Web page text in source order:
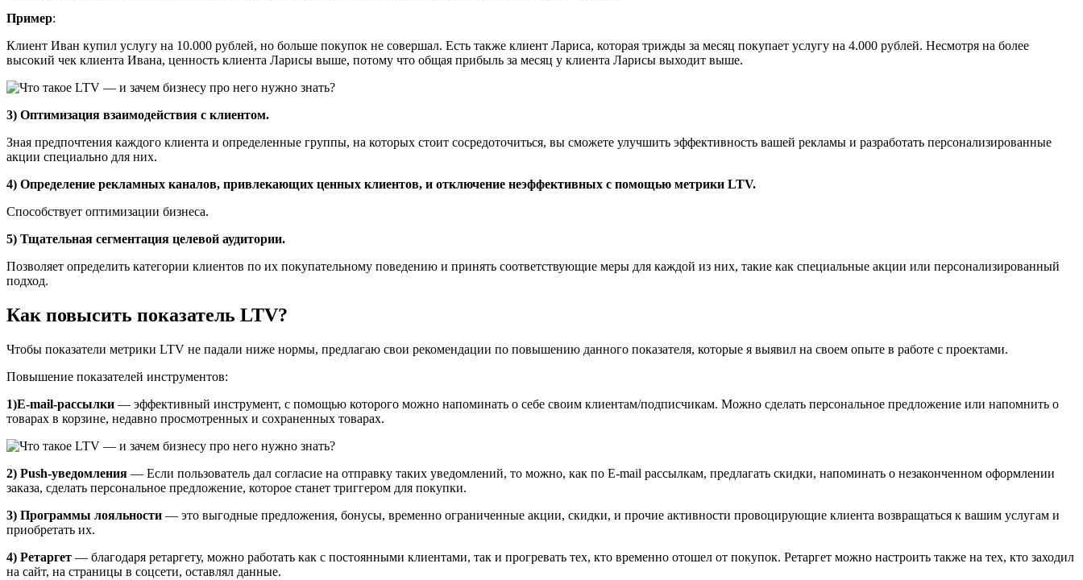
Пример:
Клиент Иван купил услугу на 10.000 рублей, но больше покупок не совершал. Есть также клиент Лариса, которая трижды за месяц покупает услугу на 4.000 рублей. Несмотря на более
высокий чек клиента Ивана, ценность клиента Ларисы выше, потому что общая прибыль за месяц у клиента Ларисы выходит выше.
3) Оптимизация взаимодействия с клиентом.
Зная предпочтения каждого клиента и определенные группы, на которых стоит сосредоточиться, вы сможете улучшить эффективность вашей рекламы и разработать персонализированные
акции специально для них.
4) Определение рекламных каналов, привлекающих ценных клиентов, и отключение неэффективных с помощью метрики LTV.
Способствует оптимизации бизнеса.
5) Тщательная сегментация целевой аудитории.
Позволяет определить категории клиентов по их покупательному поведению и принять соответствующие меры для каждой из них, такие как специальные акции или персонализированный
подход.
Как повысить показатель LTV?
Чтобы показатели метрики LTV не падали ниже нормы, предлагаю свои рекомендации по повышению данного показателя, которые я выявил на своем опыте в работе с проектами.
Повышение показателей инструментов:
1)E-mail-рассылки — эффективный инструмент, с помощью которого можно напоминать о себе своим клиентам/подписчикам. Можно сделать персональное предложение или напомнить о
товарах в корзине, недавно просмотренных и сохраненных товарах.
2) Push-уведомления — Если пользователь дал согласие на отправку таких уведомлений, то можно, как по E-mail рассылкам, предлагать скидки, напоминать о незаконченном оформлении
заказа, сделать персональное предложение, которое станет триггером для покупки.
3) Программы лояльности — это выгодные предложения, бонусы, временно ограниченные акции, скидки, и прочие активности провоцирующие клиента возвращаться к вашим услугам и
приобретать их.
4) Ретаргет — благодаря ретаргету, можно работать как с постоянными клиентами, так и прогревать тех, кто временно отошел от покупок. Ретаргет можно настроить также на тех, кто заходил
на сайт, на страницы в соцсети, оставлял данные.